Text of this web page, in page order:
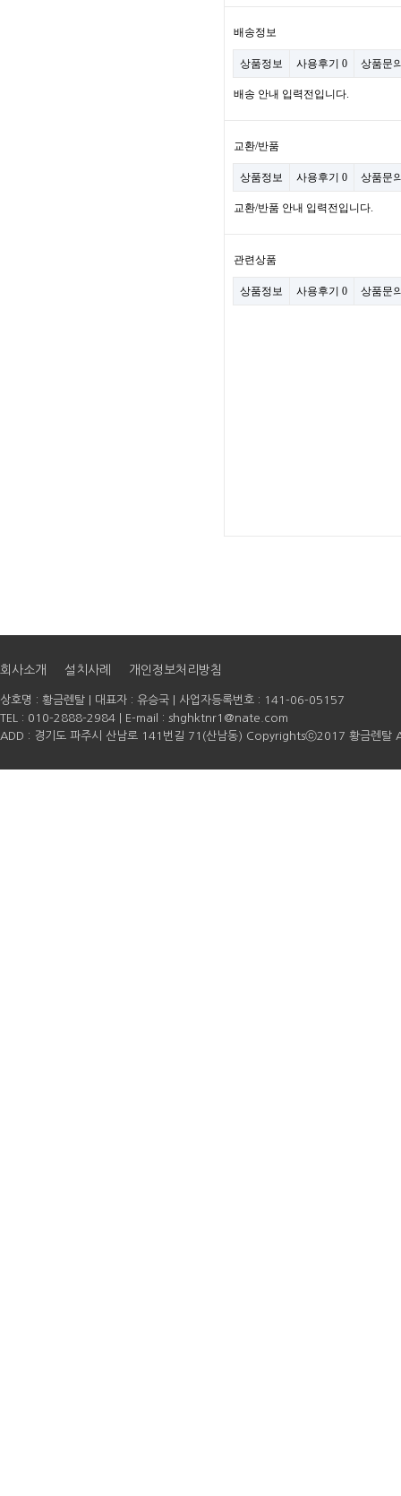
배송정보
상품정보 사용후기 0 상품문
배송 안내 입력전입니다.
교환/반품
상품정보 사용후기 0 상품문
교환/반품 안내 입력전입니다.
관련상품
상품정보 사용후기 0 상품문
회사소개 설치사례 개인정보처리방침
상호명 : 황금렌탈 | 대표자 : 유승국 | 사업자등록번호 : 141-06-05157
TEL : 010-2888-2984 | E-mail : shghktnr1@nate.com
ADD : 경기도 파주시 산남로 141번길 71(산남동) Copyrightsⓒ2017 황금렌탈